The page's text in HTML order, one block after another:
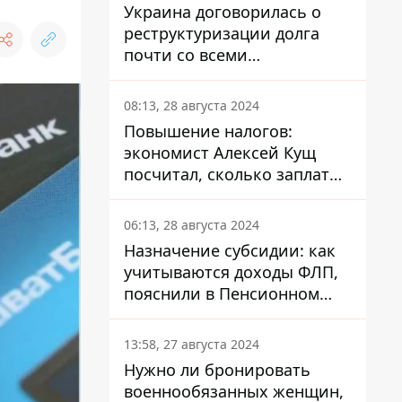
Украина договорилась о
реструктуризации долга
почти со всеми
держателями
еврооблигаций: что это
значит для страны
08:13, 28 августа 2024
Повышение налогов:
экономист Алексей Кущ
посчитал, сколько заплатит
каждый украинец
06:13, 28 августа 2024
Назначение субсидии: как
учитываются доходы ФЛП,
пояснили в Пенсионном
фонде
13:58, 27 августа 2024
Нужно ли бронировать
военнообязанных женщин,